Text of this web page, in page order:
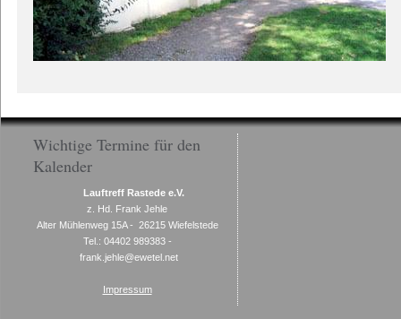
Wichtige Termine für den
Kalender
Lauftreff Rastede e.V.
z. Hd. Frank Jehle
Alter Mühlenweg 15A - 26215 Wiefelstede
Tel.: 04402 989383 -
frank.jehle@ewetel.net
Impressum